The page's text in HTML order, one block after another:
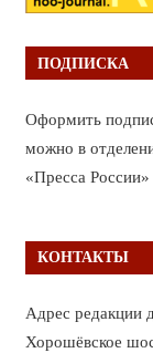
ПОДПИСКА
Оформить
можно в
«Пресса
КОНТАКТЫ
Адрес редакции
Хорошёвское